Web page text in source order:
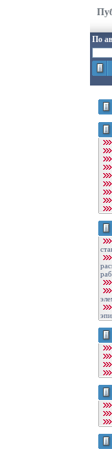
По